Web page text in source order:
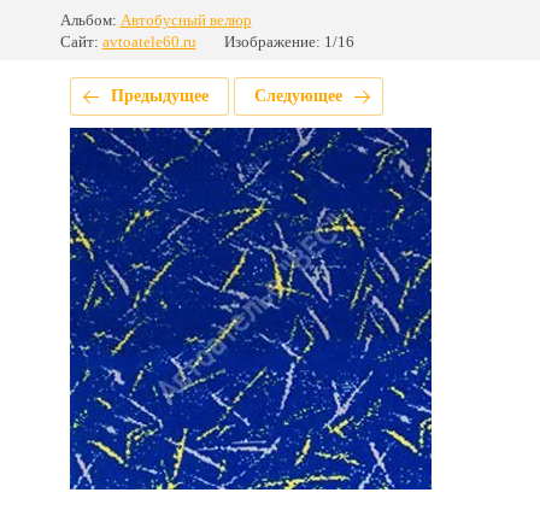
Альбом: Автобусный велюр
Сайт: avtoatele60.ru Изображение: 1/16
Предыдущее Следующее